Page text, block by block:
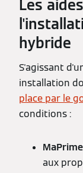
Les
hybride
S'agissant
installation
place par le
conditions :
aux